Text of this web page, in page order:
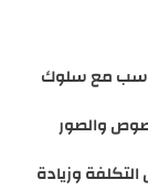
مع سلوك
والصور
التكلفة وزيادة